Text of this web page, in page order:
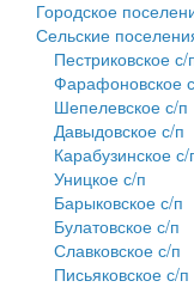
Городское
Сельские
Пестриковское с/
Фарафоновское
Шепелевское с/п
Давыдовское с/п
Карабузинское с/
Уницкое с/п
Барыковское с/п
Булатовское с/п
Славковское с/п
Письяковское с/п